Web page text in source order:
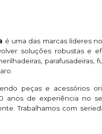
é uma das marcas líderes
soluções robustas e
parafusadeiras,
peças e acessórios
de experiência no
Trabalhamos com